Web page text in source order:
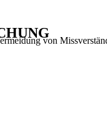
von